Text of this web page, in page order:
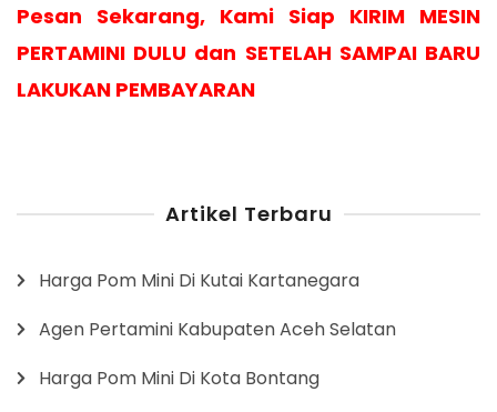
Pesan Sekarang, Kami Siap KIRIM MESIN
PERTAMINI DULU dan SETELAH SAMPAI BARU
LAKUKAN PEMBAYARAN
Artikel Terbaru
Harga Pom Mini Di Kutai Kartanegara
Agen Pertamini Kabupaten Aceh Selatan
Harga Pom Mini Di Kota Bontang